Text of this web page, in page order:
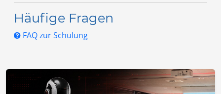
Häufige Fragen
FAQ zur Schulung